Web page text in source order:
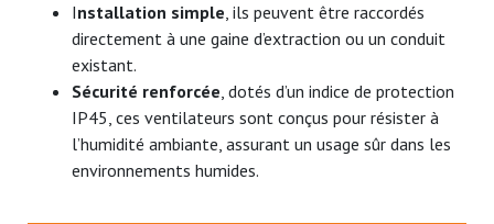
Installation simple, ils peuvent être raccordés
directement à une gaine d’extraction ou un conduit
existant.
Sécurité renforcée, dotés d’un indice de protection
IP45, ces ventilateurs sont conçus pour résister à
l’humidité ambiante, assurant un usage sûr dans les
environnements humides.